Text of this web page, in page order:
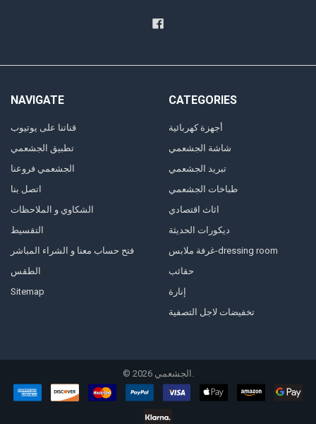
NAVIGATE
قناتنا على يوتيوب
تطبيق الجشعمي
الجشعمي فروعنا
اتصل بنا
الشكاوي و الملاحظات
التقسيط
فتح حساب معنا و الشراء المباشر
الطقس
Sitemap
CATEGORIES
أجهزة كهربائية
شاشة الجشعمي
تبريد الجشعمي
طباخات الجشعمي
اثاث اقتصادي
ديكورات الحديثة
غرفة ملابس-dressing room
حقائب
إنارة
تخفيضات لاجل التصفية
© 2026 الجشعمي.